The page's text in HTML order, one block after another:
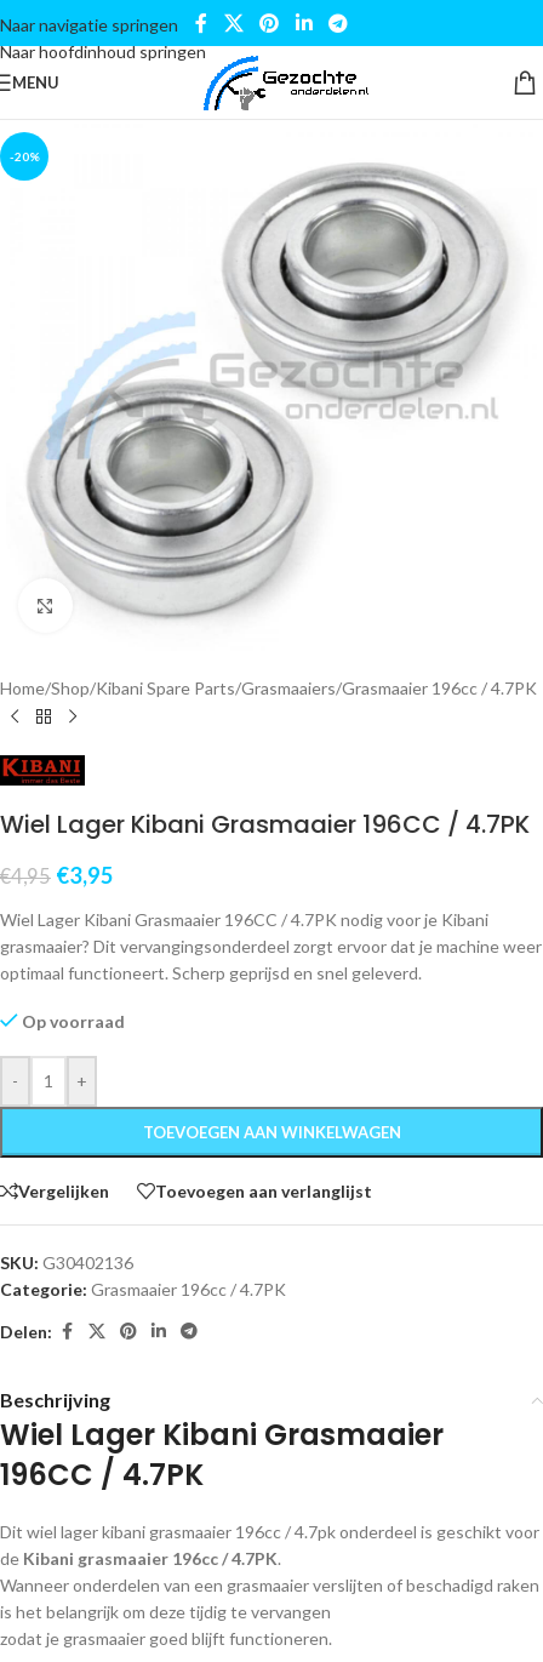
Naar navigatie springen
Naar hoofdinhoud springen
MENU
-20%
Klik om te vergroten
Home/Shop/Kibani Spare Parts/Grasmaaiers/Grasmaaier 196cc / 4.7PK
Wiel Lager Kibani Grasmaaier 196CC / 4.7PK
€4,95 €3,95
Wiel Lager Kibani Grasmaaier 196CC / 4.7PK nodig voor je Kibani
grasmaaier? Dit vervangingsonderdeel zorgt ervoor dat je machine weer
optimaal functioneert. Scherp geprijsd en snel geleverd.
Op voorraad
- +
TOEVOEGEN AAN WINKELWAGEN
Vergelijken Toevoegen aan verlanglijst
SKU: G30402136
Categorie: Grasmaaier 196cc / 4.7PK
Delen:
Beschrijving
Wiel Lager Kibani Grasmaaier
196CC / 4.7PK
Dit wiel lager kibani grasmaaier 196cc / 4.7pk onderdeel is geschikt voor
de Kibani grasmaaier 196cc / 4.7PK.
Wanneer onderdelen van een grasmaaier verslijten of beschadigd raken
is het belangrijk om deze tijdig te vervangen
zodat je grasmaaier goed blijft functioneren.